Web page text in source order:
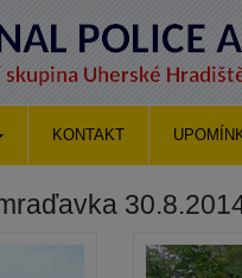
KONTAKT